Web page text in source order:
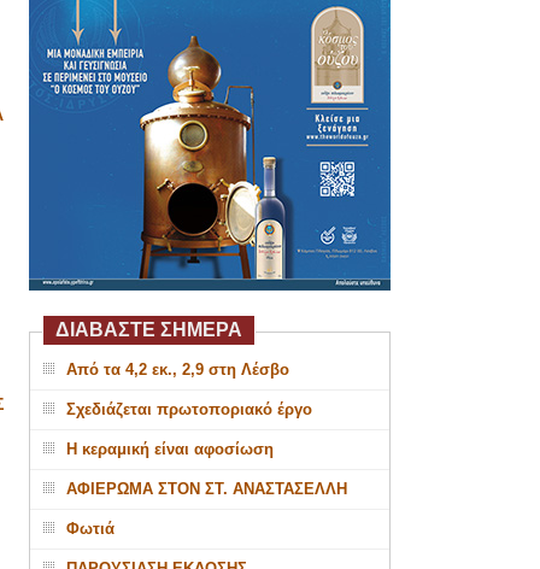
ΔΙΑΒΑΣΤΕ ΣΗΜΕΡΑ
Από τα 4,2 εκ., 2,9 στη Λέσβο
Σχεδιάζεται πρωτοποριακό έργο
Η κεραμική είναι αφοσίωση
ΑΦΙΕΡΩΜΑ ΣΤΟΝ ΣΤ. ΑΝΑΣΤΑΣΕΛΛΗ
Φωτιά